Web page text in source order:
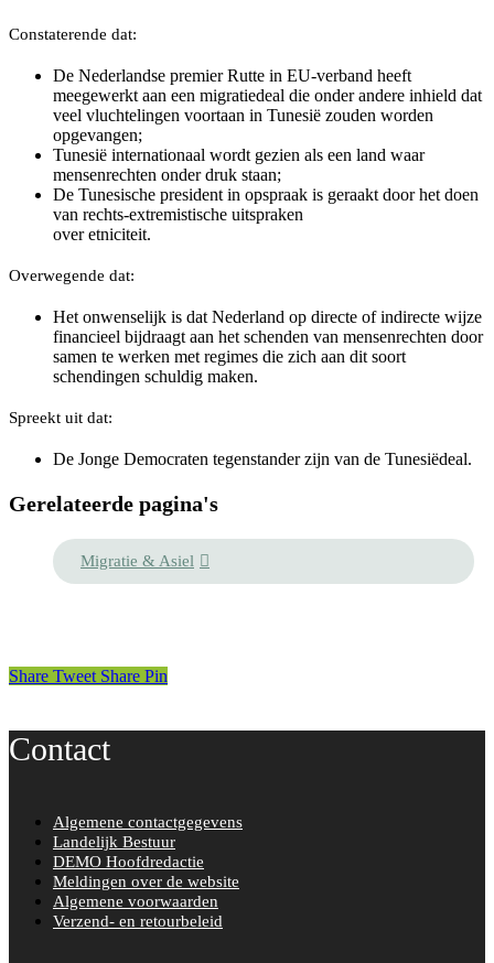
Constaterende dat:
De Nederlandse premier Rutte in EU-verband heeft
meegewerkt aan een migratiedeal die onder andere inhield dat
veel vluchtelingen voortaan in Tunesië zouden worden
opgevangen;
Tunesië internationaal wordt gezien als een land waar
mensenrechten onder druk staan;
De Tunesische president in opspraak is geraakt door het doen
van rechts-extremistische uitspraken
over etniciteit.
Overwegende dat:
Het onwenselijk is dat Nederland op directe of indirecte wijze
financieel bijdraagt aan het schenden van mensenrechten door
samen te werken met regimes die zich aan dit soort
schendingen schuldig maken.
Spreekt uit dat:
De Jonge Democraten tegenstander zijn van de Tunesiëdeal.
Gerelateerde pagina's
Migratie & Asiel
Share Tweet Share Pin
Contact
Algemene contactgegevens
Landelijk Bestuur
DEMO Hoofdredactie
Meldingen over de website
Algemene voorwaarden
Verzend- en retourbeleid